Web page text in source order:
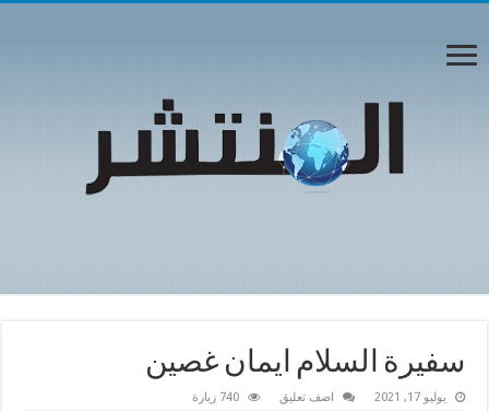
سفيرة السلام ايمان غصين
يوليو 17, 2021 اضف تعليق 740 زيارة